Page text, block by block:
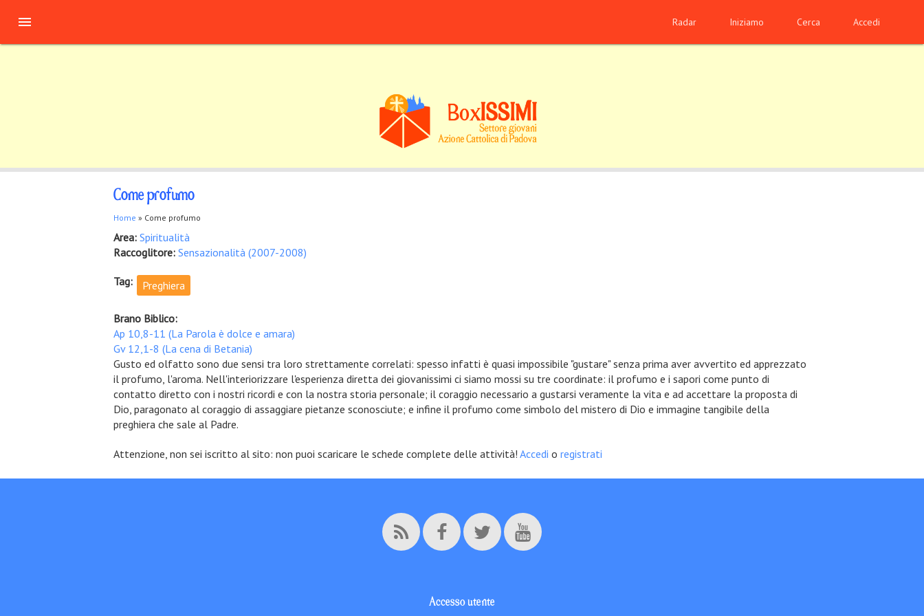
 Radar Iniziamo Cerca Accedi
Come profumo
Tu sei qui
Home » Come profumo
Area: Spiritualità
Raccoglitore: Sensazionalità (2007-2008)
Tag: Preghiera
Brano Biblico:
Ap 10,8-11 (La Parola è dolce e amara)
Gv 12,1-8 (La cena di Betania)
Gusto ed olfatto sono due sensi tra loro strettamente correlati: spesso infatti è quasi impossibile "gustare" senza prima aver avvertito ed apprezzato
il profumo, l'aroma. Nell'interiorizzare l'esperienza diretta dei giovanissimi ci siamo mossi su tre coordinate: il profumo e i sapori come punto di
contatto diretto con i nostri ricordi e con la nostra storia personale; il coraggio necessario a gustarsi veramente la vita e ad accettare la proposta di
Dio, paragonato al coraggio di assaggiare pietanze sconosciute; e infine il profumo come simbolo del mistero di Dio e immagine tangibile della
preghiera che sale al Padre.
Attenzione, non sei iscritto al sito: non puoi scaricare le schede complete delle attività! Accedi o registrati
Accesso utente